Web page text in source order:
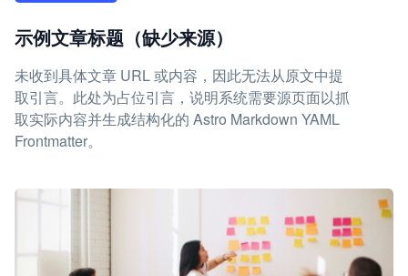
示例文章标题（缺少来源）
未收到具体文章 URL 或内容，因此无法从原文中提
取引言。此处为占位引言，说明系统需要源页面以抓
取实际内容并生成结构化的 Astro Markdown YAML
Frontmatter。